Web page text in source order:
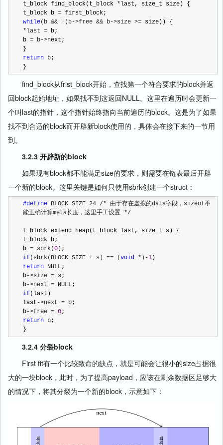
t_block find_block(t_block * last, size_t size) {
t_block b =
while(b && !(b->free && b->size >=
*last = b;
b = b->next;
return b;
}
find_block从frist_block开始，查找第一个符合要求的block并返
回block起始地址，如果找不到这返回NULL。这里在遍历时会更新一
个叫last的指针，这个指针始终指向当前遍历的block。这是为了如果
找不到合适的block而开辟新block使用的，具体会在接下来的一节用
到。
3.2.3 开辟新的block
如果现有block都不能满足size的要求，则需要在链表最后开辟
一个新的block。这里关键是如何只使用sbrk创建一个struct：
#define BLOCK_SIZE 24 /* 由于存在虚拟的data字段，sizeof不
能正确计算meta长度，这里手工设置 */
t_block extend_heap(t_block last, size_t s) {
t_block b;
b = sbrk(0
if(sbrk(BLOCK_SIZE + s) == (void *)-1
return NULL;
b->size = s;
b->next =
if(last)
last ->next = b;
b->free = 0
return b;
}
3.2.4 分裂block
First fit有一个比较致命的缺点，就是可能会让很小的size占据很
大的一块block，此时，为了提高payload，应该在剩余数据区足够大
的情况下，将其分裂为一个新的block，示意如下：